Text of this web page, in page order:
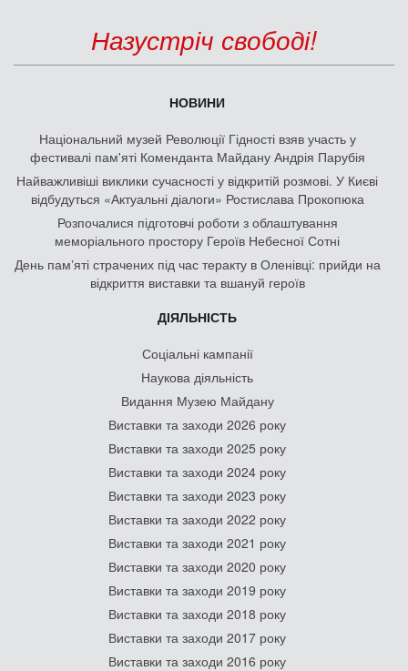
Назустріч свободі!
НОВИНИ
Національний музей Революції Гідності взяв участь у
фестивалі пам'яті Коменданта Майдану Андрія Парубія
Найважливіші виклики сучасності у відкритій розмові. У Києві
відбудуться «Актуальні діалоги» Ростислава Прокопюка
Розпочалися підготовчі роботи з облаштування
меморіального простору Героїв Небесної Сотні
День памʼяті страчених під час теракту в Оленівці: прийди на
відкриття виставки та вшануй героїв
ДІЯЛЬНІСТЬ
Соціальні кампанії
Наукова діяльність
Видання Музею Майдану
Виставки та заходи 2026 року
Виставки та заходи 2025 року
Виставки та заходи 2024 року
Виставки та заходи 2023 року
Виставки та заходи 2022 року
Виставки та заходи 2021 року
Виставки та заходи 2020 року
Виставки та заходи 2019 року
Виставки та заходи 2018 року
Виставки та заходи 2017 року
Виставки та заходи 2016 року